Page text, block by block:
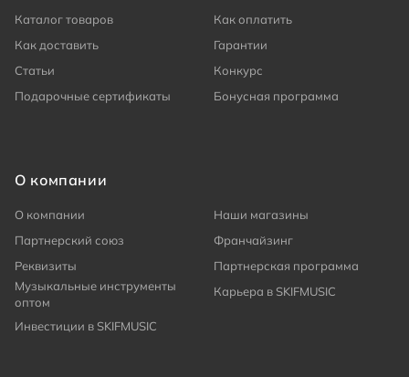
Каталог товаров
Как оплатить
Как доставить
Гарантии
Статьи
Конкурс
Подарочные сертификаты
Бонусная программа
О компании
О компании
Наши магазины
Партнерский союз
Франчайзинг
Реквизиты
Партнерская программа
Музыкальные инструменты
оптом
Карьера в SKIFMUSIC
Инвестиции в SKIFMUSIC